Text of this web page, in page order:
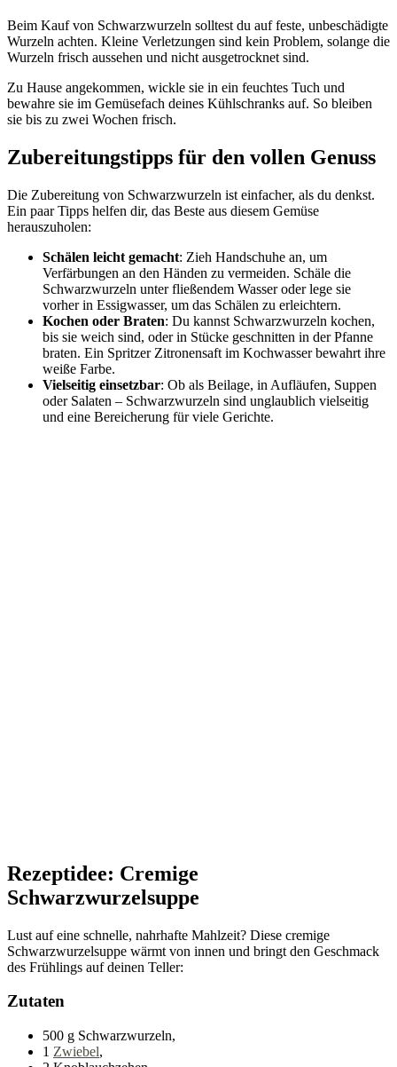
Beim Kauf von Schwarzwurzeln solltest du auf feste, unbeschädigte
Wurzeln achten. Kleine Verletzungen sind kein Problem, solange die
Wurzeln frisch aussehen und nicht ausgetrocknet sind.
Zu Hause angekommen, wickle sie in ein feuchtes Tuch und
bewahre sie im Gemüsefach deines Kühlschranks auf. So bleiben
sie bis zu zwei Wochen frisch.
Zubereitungstipps für den vollen Genuss
Die Zubereitung von Schwarzwurzeln ist einfacher, als du denkst.
Ein paar Tipps helfen dir, das Beste aus diesem Gemüse
herauszuholen:
Schälen leicht gemacht: Zieh Handschuhe an, um
Verfärbungen an den Händen zu vermeiden. Schäle die
Schwarzwurzeln unter fließendem Wasser oder lege sie
vorher in Essigwasser, um das Schälen zu erleichtern.
Kochen oder Braten: Du kannst Schwarzwurzeln kochen,
bis sie weich sind, oder in Stücke geschnitten in der Pfanne
braten. Ein Spritzer Zitronensaft im Kochwasser bewahrt ihre
weiße Farbe.
Vielseitig einsetzbar: Ob als Beilage, in Aufläufen, Suppen
oder Salaten – Schwarzwurzeln sind unglaublich vielseitig
und eine Bereicherung für viele Gerichte.
Rezeptidee: Cremige
Schwarzwurzelsuppe
Lust auf eine schnelle, nahrhafte Mahlzeit? Diese cremige
Schwarzwurzelsuppe wärmt von innen und bringt den Geschmack
des Frühlings auf deinen Teller:
Zutaten
500 g Schwarzwurzeln,
1 Zwiebel,